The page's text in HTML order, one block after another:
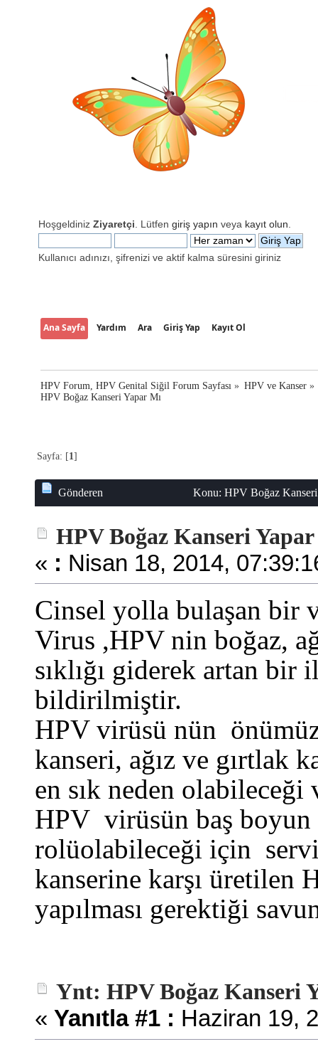
Hoşgeldiniz Ziyaretçi . Lütfen giriş yapın veya kayıt olun
Kullanıcı adınızı, şifrenizi ve aktif kalma süresini giriniz
Ana Sayfa Yardım Ara Giriş Yap Kayıt Ol
HPV Forum, HPV Genital Siğil Forum Sayfası » HPV ve Kanser»
HPV Boğaz Kanseri Yapar Mı
Sayfa: [1]
Gönderen Konu: HPV Boğaz Kanseri
HPV Boğaz Kanseri Yapar
« : Nisan 18, 2014,
Cinsel yolla bulaşan bir
Virus ,HPV nin boğaz,
sıklığı giderek artan
bildirilmiştir.
HPV virüsü nün
kanseri, ağız ve gırtlak
en sık neden olabileceği
HPV virüsün baş boyun
rolüolabileceği için
kanserine karşı üretilen
yapılması gerektiği
Ynt: HPV Boğaz Kanseri
« Yanıtla #1 : Haziran 19,